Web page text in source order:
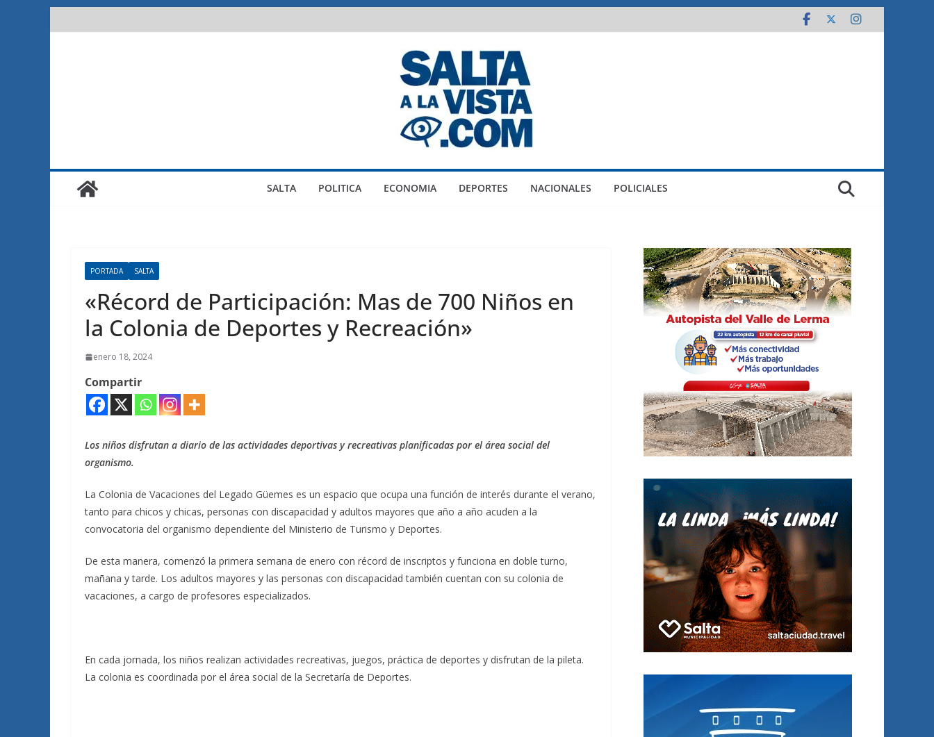
al
SALTA POLITICA ECONOMIA DEPORTES NACIONALES POLICIALES
PORTADA SALTA
«Récord de Participación: Mas de 700 Niños en
la Colonia de Deportes y Recreación»
enero 18, 2024
Compartir
Los niños disfrutan a diario de las actividades deportivas y recreativas planificadas por el área social del
organismo.
La Colonia de Vacaciones del Legado Güemes es un espacio que ocupa una función de interés durante el verano,
tanto para chicos y chicas, personas con discapacidad y adultos mayores que año a año acuden a la
convocatoria del organismo dependiente del Ministerio de Turismo y Deportes.
De esta manera, comenzó la primera semana de enero con récord de inscriptos y funciona en doble turno,
mañana y tarde. Los adultos mayores y las personas con discapacidad también cuentan con su colonia de
vacaciones, a cargo de profesores especializados.
En cada jornada, los niños realizan actividades recreativas, juegos, práctica de deportes y disfrutan de la pileta.
La colonia es coordinada por el área social de la Secretaría de Deportes.